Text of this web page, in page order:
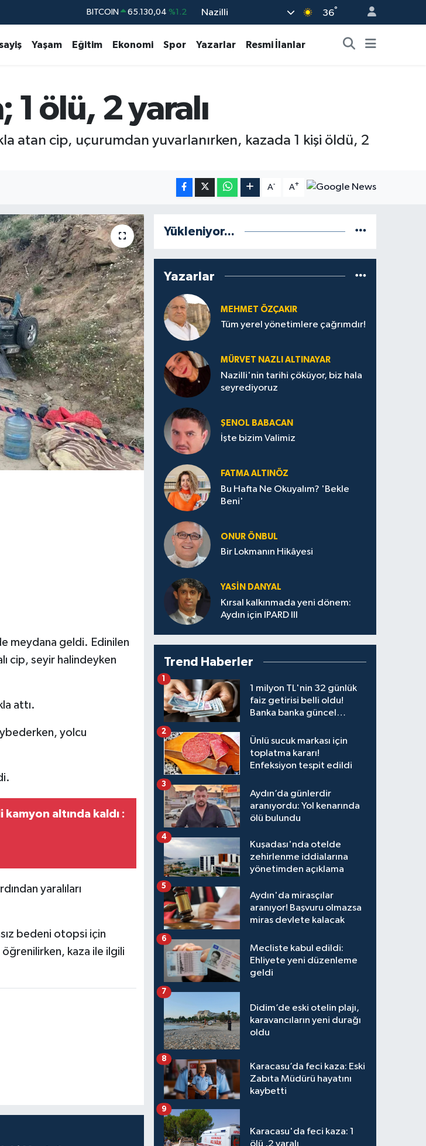
BITCOIN 65.130,04 %1.2
GRAM ALTIN
BİST100 13.773 %-19
Nazilli 36°
Yaşam Eğitim Ekonomi Spor Yazarlar Resmi İlanlar
1 ölü, 2 yaralı
atan cip, uçurumdan yuvarlanırken, kazada 1 kişi öldü, 2
A- A+
meydana geldi. Edinilen
cip, seyir halindeyken
attı.
yolcu
altında kaldı :
yaralıları
bedeni otopsi için
kaza ile ilgili
Yükleniyor...
Yazarlar
MEHMET ÖZÇAKIR
Tüm yerel yönetimlere çağrımdır!
MÜRVET NAZLI ALTINAYAR
Nazilli'nin tarihi çöküyor, biz hala
seyrediyoruz
ŞENOL BABACAN
İşte bizim Valimiz
FATMA ALTINÖZ
Bu Hafta Ne Okuyalım? 'Bekle
Beni'
ONUR ÖNBUL
Bir Lokmanın Hikâyesi
YASIN DANYAL
Kırsal kalkınmada yeni dönem:
Aydın için IPARD III
Trend Haberler
1 milyon TL'nin 32 günlük
faiz getirisi belli oldu!
Banka banka güncel
1
Ünlü sucuk markası için
toplatma kararı!
Enfeksiyon tespit edildi
2
Aydın’da günlerdir
aranıyordu: Yol kenarında
ölü bulundu
3
Kuşadası'nda otelde
zehirlenme iddialarına
yönetimden açıklama
4
Aydın'da mirasçılar
aranıyor! Başvuru olmazsa
miras devlete kalacak
5
Mecliste kabul edildi:
Ehliyete yeni düzenleme
geldi
6
Didim’de eski otelin plajı,
karavancıların yeni durağı
oldu
7
Karacasu’da feci kaza: Eski
Zabıta Müdürü hayatını
kaybetti
8
Karacasu'da feci kaza: 1
9